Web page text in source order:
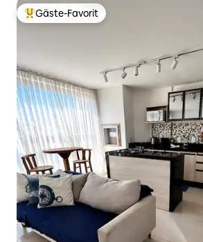
Beliebter Gäste-Favorit.
Gäste-Favorit